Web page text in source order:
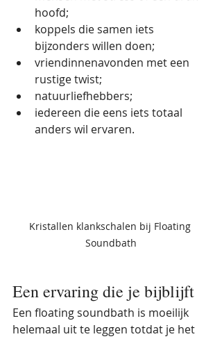
hoofd;
koppels die samen iets
bijzonders willen doen;
vriendinnenavonden met een
rustige twist;
natuurliefhebbers;
iedereen die eens iets totaal
anders wil ervaren.
Kristallen klankschalen bij Floating
Soundbath
Een ervaring die je bijblijft
Een floating soundbath is moeilijk
helemaal uit te leggen totdat je het